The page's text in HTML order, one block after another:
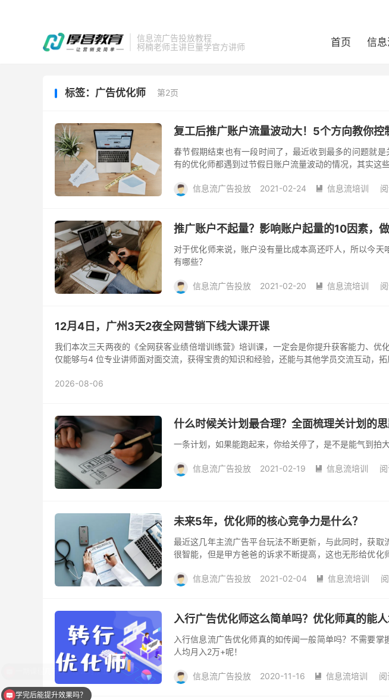
信息流广告投放教程
柯楠老师主讲巨量学官方讲师
首页 信
标签：广告优化师 第2页
复工后推广账户流量波动大！5个方向教你控
春节假期结束也有一段时间了，最近收到最多的问题就
有的优化师都遇到过节假日账户流量波动的情况，其实这
信息流广告投放 2021-02-24  信息流培训
推广账户不起量？影响账户起量的10因素，
对于优化师来说，账户没有量比成本高还吓人，所以今
有哪些？
信息流广告投放 2021-02-20  信息流培训
12月4日，广州3天2夜全网营销下线大课开课
我们本次三天两夜的《全网获客业绩倍增训练营》培训课，一定会是你提升获客能力、优化投放策
仅能够与4 位专业讲师面对面交流，获得宝贵的知识和经验，还能与其他学员交流互动，拓
2026-08-06
什么时候关计划最合理？全面梳理关计划的
一条计划，如果能跑起来，你给关停了，是不是能气到拍
信息流广告投放 2021-02-19  信息流培训
未来5年，优化师的核心竞争力是什么？
最近这几年主流广告平台玩法不断更新，与此同时，获取
很智能，但是甲方爸爸的诉求不断提高，这也无形给优化
么?
信息流广告投放 2021-02-04  信息流培训
入行广告优化师这么简单吗？优化师真的能
入行信息流广告优化师真的如传闻一般简单吗？不需要
人均月入2万+呢！
信息流广告投放 2020-11-16  信息流培训
学完后能提升效果吗？